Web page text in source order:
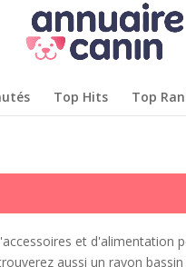
Top Hits Top
et d'alimentation
aussi un rayon